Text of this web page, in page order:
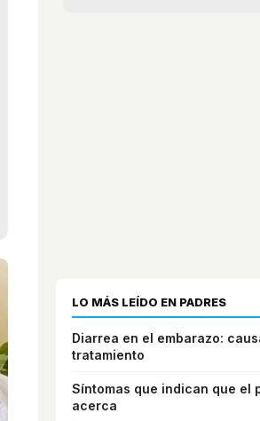
LO MÁS LEÍDO EN PADRES
Diarrea en el embarazo:
tratamiento
Síntomas que indican que el
acerca